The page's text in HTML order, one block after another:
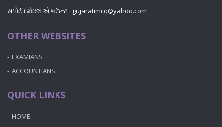
સપોર્ટ ઇમેઇલ એકાઉન્ટ : gujaratimcq@yahoo.com
OTHER WEBSITES
EXAMIANS
ACCOUNTIANS
QUICK LINKS
HOME